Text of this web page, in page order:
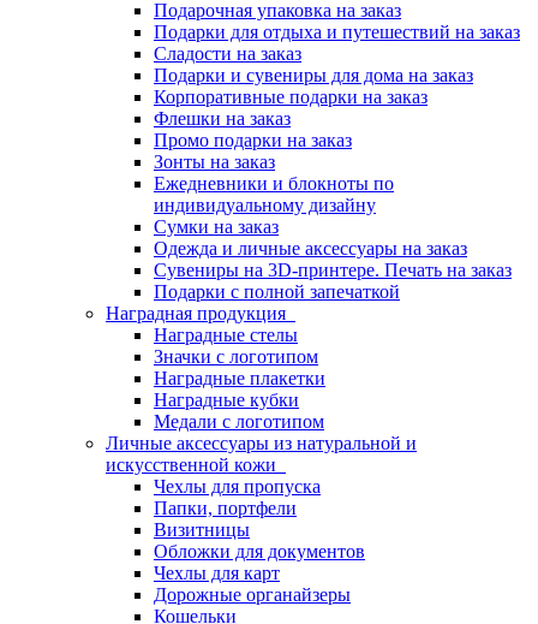
Подарочная упаковка на заказ
Подарки для отдыха и путешествий на заказ
Сладости на заказ
Подарки и сувениры для дома на заказ
Корпоративные подарки на заказ
Флешки на заказ
Промо подарки на заказ
Зонты на заказ
Ежедневники и блокноты по
индивидуальному дизайну
Сумки на заказ
Одежда и личные аксессуары на заказ
Сувениры на 3D-принтере. Печать на заказ
Подарки с полной запечаткой
Наградная продукция
Наградные стелы
Значки с логотипом
Наградные плакетки
Наградные кубки
Медали с логотипом
Личные аксессуары из натуральной и
искусственной кожи
Чехлы для пропуска
Папки, портфели
Визитницы
Обложки для документов
Чехлы для карт
Дорожные органайзеры
Кошельки